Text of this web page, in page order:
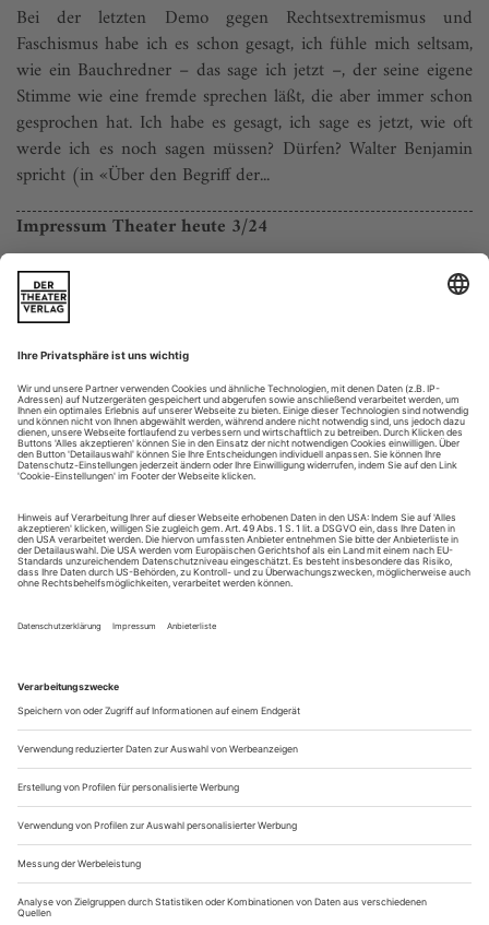
Bei der letzten Demo gegen Rechtsextremismus und
Faschismus habe ich es schon gesagt, ich fühle mich seltsam,
wie ein Bauchredner – das sage ich jetzt –, der seine eigene
Stimme wie eine fremde sprechen läßt, die aber immer schon
gesprochen hat. Ich habe es gesagt, ich sage es jetzt, wie oft
werde ich es noch sagen müssen? Dürfen? Walter Benjamin
spricht (in «Über den Begriff der...
Impressum Theater heute 3/24
Tumult im Burgtheater (Foto oben) bei der Uraufführung
von Thomas Bernhards «Heldenplatz» 1988: Ob Frank
Castorf bei seinem Nachspiel auch schafft, was Claus
Peymann damals gelang?
Ihre Vorgängerin Iris Laufenberg ging danach ans Deutsche
Theater Berlin. Jetzt hat Andrea Vilter das Karrieresprungbrett
Schauspielhaus Graz übernommen: der Neustart
Lukas Rietzschel hat...
Spielpläne Theater 3/24
10. Weiler, Eingeschlossene Gesellschaft
AACHEN, THEATER
22. Tarnóczi und Ensemble, nach Platon, Das Gastmahl
(U)
R. Jakab Tarnóczi
30. Dlé, House of Karls (Ein gar ergetzliches Rap-
Spectaculum über Karl den Großen (U)
R. Florian Hertweck
AALEN, THEATER